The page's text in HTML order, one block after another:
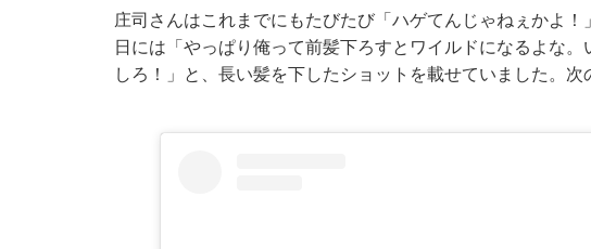
庄司さんはこれまでにもたびたび「ハゲてんじゃねぇかよ
日には「やっぱり俺って前髪下ろすとワイルドになるよな
しろ！」と、長い髪を下したショットを載せていました。次